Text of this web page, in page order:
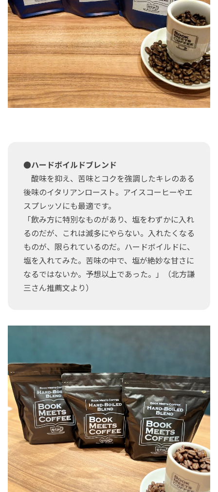
●ハードボイルドブレンド
酸味を抑え、苦味とコクを強調したキレのある
後味のイタリアンロースト。アイスコーヒーやエ
スプレッソにも最適です。
「飲み方に特別なものがあり、塩をわずかに入れ
るのだが、これは滅多にやらない。入れたくなる
ものが、限られているのだ。ハードボイルドに、
塩を入れてみた。苦味の中で、塩が絶妙な甘さに
なるではないか。予想以上であった。」（北方謙
三さん推薦文より）